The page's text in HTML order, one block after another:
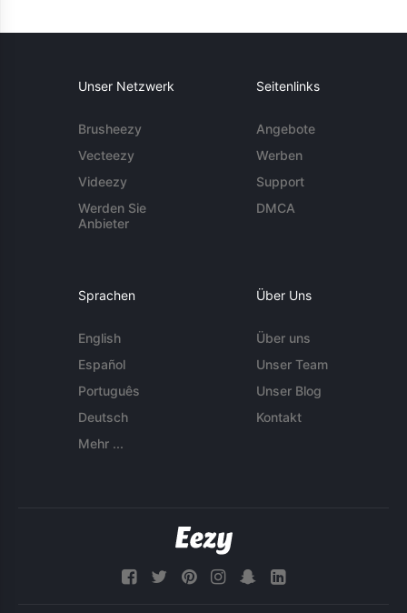
Unser Netzwerk
Brusheezy
Vecteezy
Videezy
Werden Sie
Anbieter
Seitenlinks
Angebote
Werben
Support
DMCA
Sprachen
English
Español
Português
Deutsch
Mehr ...
Über Uns
Über uns
Unser Team
Unser Blog
Kontakt